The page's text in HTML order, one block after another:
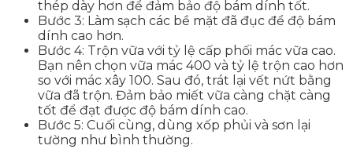
thép dày hơn để đảm bảo độ bám dính tốt.
Bước 3: Làm sạch các bề mặt đã đục để độ bám
dính cao hơn.
Bước 4: Trộn vữa với tỷ lệ cấp phối mác vữa cao.
Bạn nên chọn vữa mác 400 và tỷ lệ trộn cao hơn
so với mác xây 100. Sau đó, trát lại vết nứt bằng
vữa đã trộn. Đảm bảo miết vữa càng chặt càng
tốt để đạt được độ bám dính cao.
Bước 5: Cuối cùng, dùng xốp phủi và sơn lại
tường như bình thường.